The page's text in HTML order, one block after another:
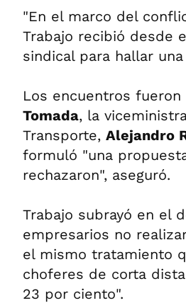
"En el marco del
Trabajo recibió desde
sindical para hallar
Los encuentros
Tomada, la
Transporte, Alejandro
formuló "una
rechazaron", aseguró.
Trabajo subrayó en el
empresarios no
el mismo tratamiento
choferes de corta
23 por ciento".